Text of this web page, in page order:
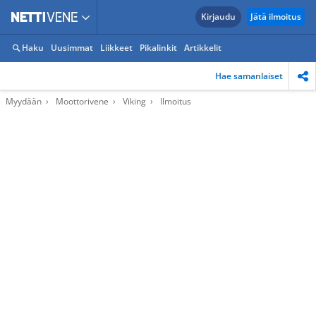
Kirjaudu Jätä ilmoitus
Haku Uusimmat Liikkeet Pikalinkit Artikkelit
Hae samanlaiset
Myydään Moottorivene Viking Ilmoitus